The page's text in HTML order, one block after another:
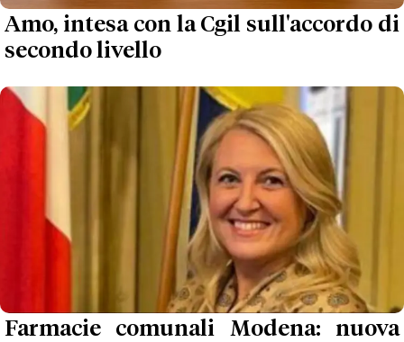
Amo, intesa con la Cgil sull'accordo di
secondo livello
Farmacie comunali Modena: nuova